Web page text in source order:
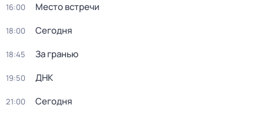
16:00 Место встречи
18:00 Сегодня
18:45 За гранью
19:50 ДНК
21:00 Сегодня